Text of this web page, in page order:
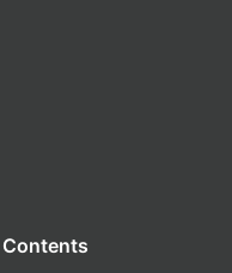
Contents